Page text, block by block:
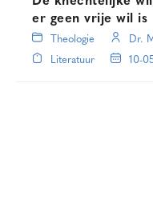
er geen vrije wil is
Theologie
Dr.
Literatuur
10-